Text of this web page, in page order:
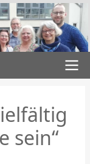
sein“